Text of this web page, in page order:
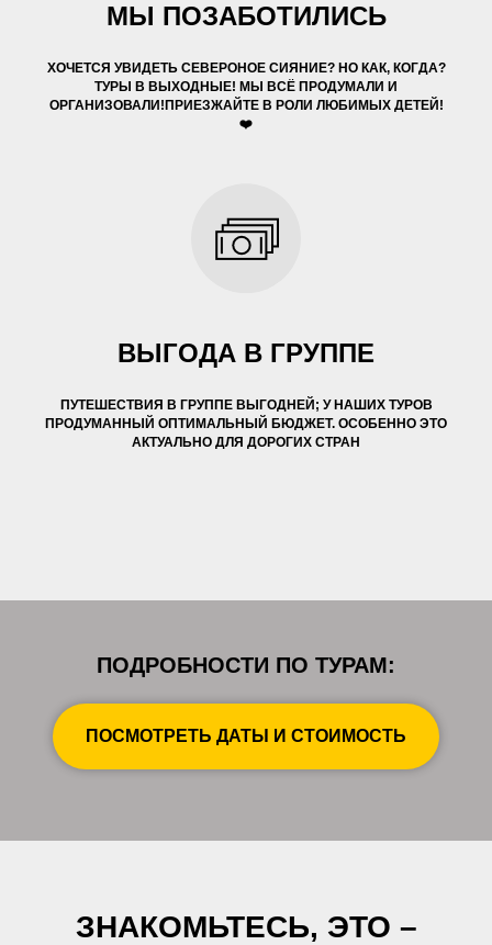
МЫ ПОЗАБОТИЛИСЬ
ХОЧЕТСЯ УВИДЕТЬ СЕВЕРОНОЕ СИЯНИЕ? НО КАК, КОГДА?
ТУРЫ В ВЫХОДНЫЕ! МЫ ВСЁ ПРОДУМАЛИ И
ОРГАНИЗОВАЛИ!ПРИЕЗЖАЙТЕ В РОЛИ ЛЮБИМЫХ ДЕТЕЙ!
❤️
ВЫГОДА В ГРУППЕ
ПУТЕШЕСТВИЯ В ГРУППЕ ВЫГОДНЕЙ; У НАШИХ ТУРОВ
ПРОДУМАННЫЙ ОПТИМАЛЬНЫЙ БЮДЖЕТ. ОСОБЕННО ЭТО
АКТУАЛЬНО ДЛЯ ДОРОГИХ СТРАН
ПОДРОБНОСТИ ПО ТУРАМ:
ПОСМОТРЕТЬ ДАТЫ И СТОИМОСТЬ
ЗНАКОМЬТЕСЬ, ЭТО –